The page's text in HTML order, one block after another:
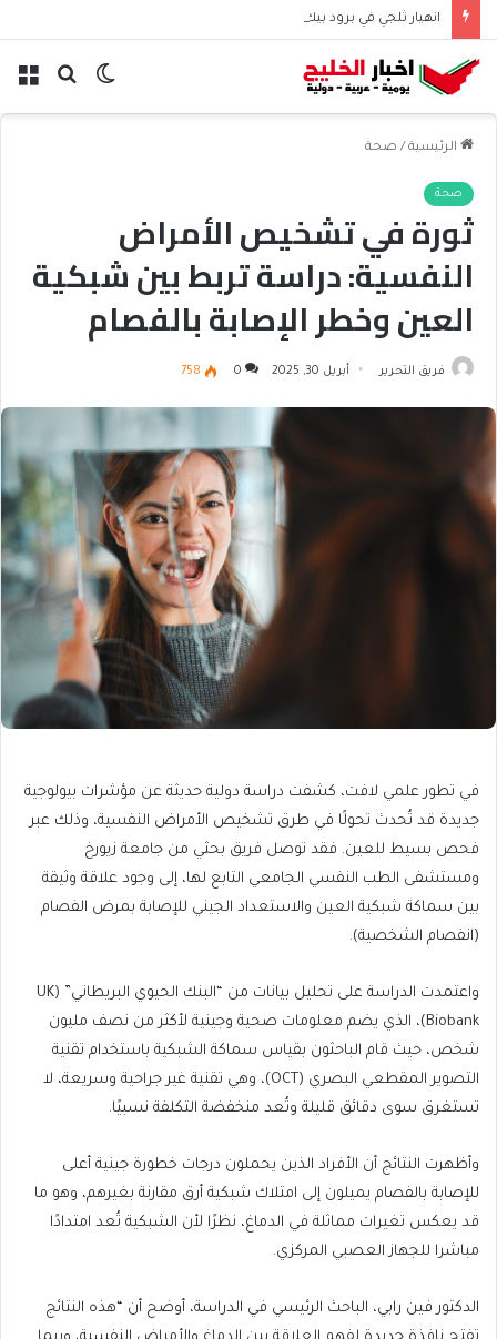
انهيار ثلجي في برود بيك يودي بحياة نظيرة الحارثي وبورجا
بحث الوضع
الرئيسية / صحة
صحة
ثورة في تشخيص الأمراض
النفسية: دراسة تربط بين شبكية
العين وخطر الإصابة بالفصام
فريق التحرير أبريل 30, 2025 0
758
في تطور علمي لافت، كشفت دراسة دولية حديثة عن مؤشرات بيولوجية
جديدة قد تُحدث تحولًا في طرق تشخيص الأمراض النفسية، وذلك عبر
فحص بسيط للعين. فقد توصل فريق بحثي من جامعة زيورخ
ومستشفى الطب النفسي الجامعي التابع لها، إلى وجود علاقة وثيقة
بين سماكة شبكية العين والاستعداد الجيني للإصابة بمرض الفصام
(انفصام الشخصية).
واعتمدت الدراسة على تحليل بيانات من “البنك الحيوي البريطاني” (UK
Biobank)، الذي يضم معلومات صحية وجينية لأكثر من نصف مليون
شخص، حيث قام الباحثون بقياس سماكة الشبكية باستخدام تقنية
التصوير المقطعي البصري (OCT)، وهي تقنية غير جراحية وسريعة، لا
تستغرق سوى دقائق قليلة وتُعد منخفضة التكلفة نسبيًا.
وأظهرت النتائج أن الأفراد الذين يحملون درجات خطورة جينية أعلى
للإصابة بالفصام يميلون إلى امتلاك شبكية أرق مقارنة بغيرهم، وهو ما
قد يعكس تغيرات مماثلة في الدماغ، نظرًا لأن الشبكية تُعد امتدادًا
مباشرا للجهاز العصبي المركزي.
الدكتور فين رابي، الباحث الرئيسي في الدراسة، أوضح أن “هذه النتائج